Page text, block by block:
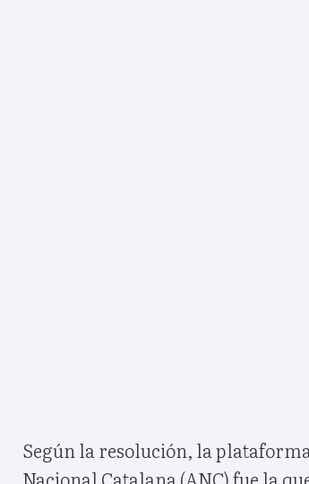
Según la resolución, la
Nacional Catalana (ANC) fue la